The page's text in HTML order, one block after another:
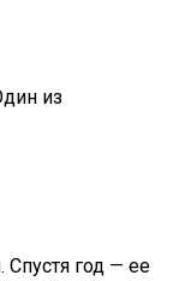
из
год — ее